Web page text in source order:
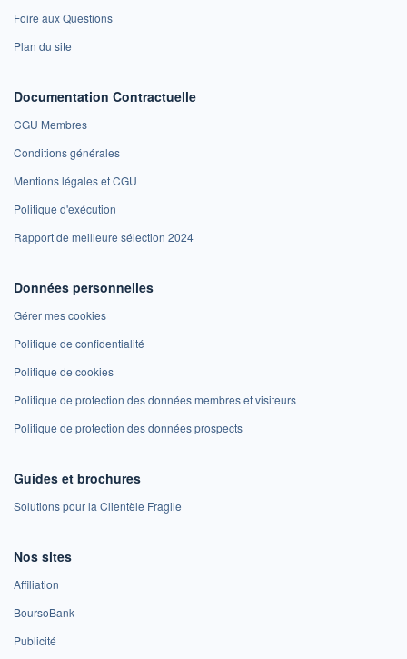
Foire aux Questions
Plan du site
Documentation Contractuelle
CGU Membres
Conditions générales
Mentions légales et CGU
Politique d'exécution
Rapport de meilleure sélection 2024
Données personnelles
Gérer mes cookies
Politique de confidentialité
Politique de cookies
Politique de protection des données membres et visiteurs
Politique de protection des données prospects
Guides et brochures
Solutions pour la Clientèle Fragile
Nos sites
Affiliation
BoursoBank
Publicité